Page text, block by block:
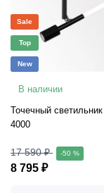
Sale
Top
New
В наличии
Точечный
4000
17 590 ₽ -50 %
8 795 ₽